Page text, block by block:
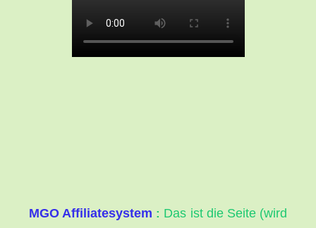
MGO Affiliatesystem : Das ist die Seite (wird